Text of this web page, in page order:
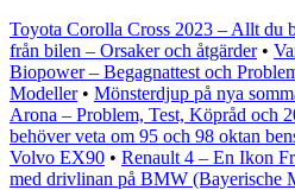
Toyota Corolla Cross 2023 – Allt du
från bilen – Orsaker och åtgärder•
Biopower – Begagnattest och
Modeller• Mönsterdjup på nya
Arona – Problem, Test, Köpråd och
behöver veta om 95 och 98 oktan
Volvo EX90 • Renault 4 – En Ikon
med drivlinan på BMW (Bayerische